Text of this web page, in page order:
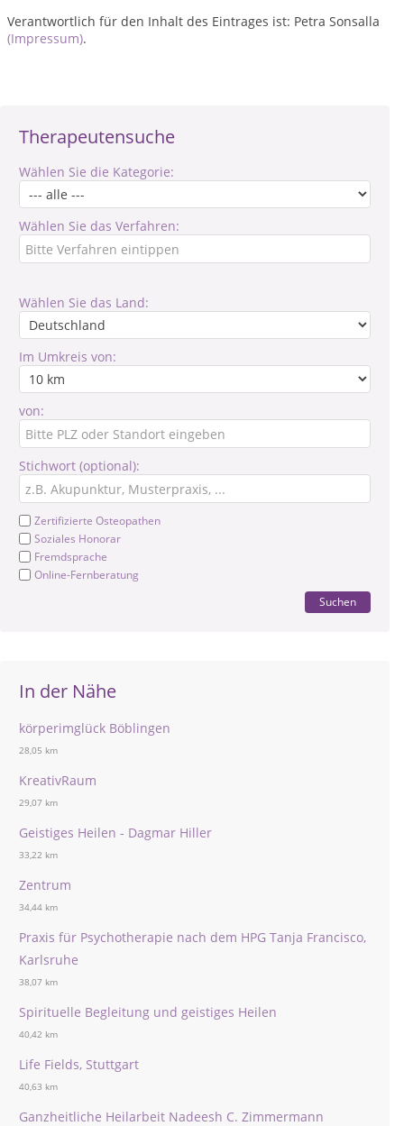
Therapeutensuche
Wählen Sie die Kategorie:
Wählen Sie das Verfahren:
Wählen Sie das Land:
Im Umkreis von:
von:
Stichwort (optional):
Zertifizierte Osteopathen
Soziales Honorar
Fremdsprache
Online-Fernberatung
Suchen
In der Nähe
körperimglück Böblingen
28,05 km
KreativRaum
29,07 km
Geistiges Heilen - Dagmar Hiller
33,22 km
Zentrum
34,44 km
Praxis für Psychotherapie nach dem HPG Tanja Francisco,
Karlsruhe
38,07 km
Spirituelle Begleitung und geistiges Heilen
40,42 km
Life Fields, Stuttgart
40,63 km
Ganzheitliche Heilarbeit Nadeesh C. Zimmermann
Verantwortlich für den Inhalt des Eintrages ist: Petra Sonsalla
(Impressum).